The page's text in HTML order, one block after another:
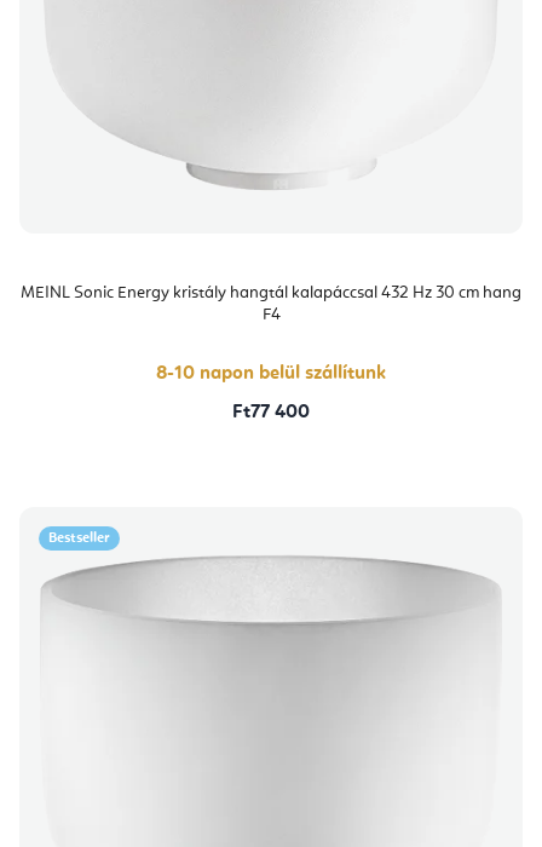
MEINL Sonic Energy kristály hangtál kalapáccsal 432 Hz 30 cm hang
F4
8-10 napon belül szállítunk
Ft77 400
Bestseller